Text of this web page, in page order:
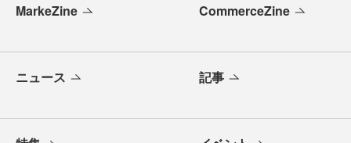
MarkeZine CommerceZine
ニュース 記事